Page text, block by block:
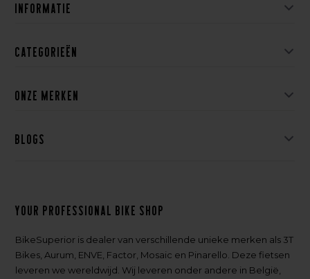
Informatie
Categorieën
Onze merken
Blogs
Your professional bike shop
BikeSuperior is dealer van verschillende unieke merken als 3T
Bikes, Aurum, ENVE, Factor, Mosaic en Pinarello. Deze fietsen
leveren we wereldwijd. Wij leveren onder andere in België,